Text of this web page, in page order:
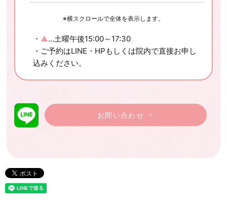
※横スクロールで全体を表示します。
・ ▲…土曜午後15:00～17:30
・ご予約はLINE・HPもしくは院内で直接お申し
込みください。
お問い合わせ